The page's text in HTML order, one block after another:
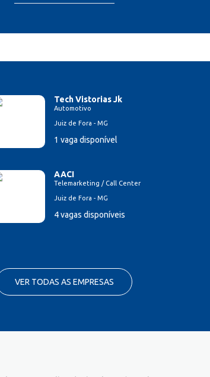
Tech Vistorias Jk
Automotivo
Juiz de Fora - MG
1 vaga disponível
AACI
Telemarketing / Call Center
Juiz de Fora - MG
4 vagas disponíveis
VER TODAS AS EMPRESAS